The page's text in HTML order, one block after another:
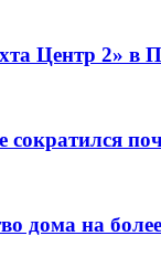
Центр 2» в
дома на